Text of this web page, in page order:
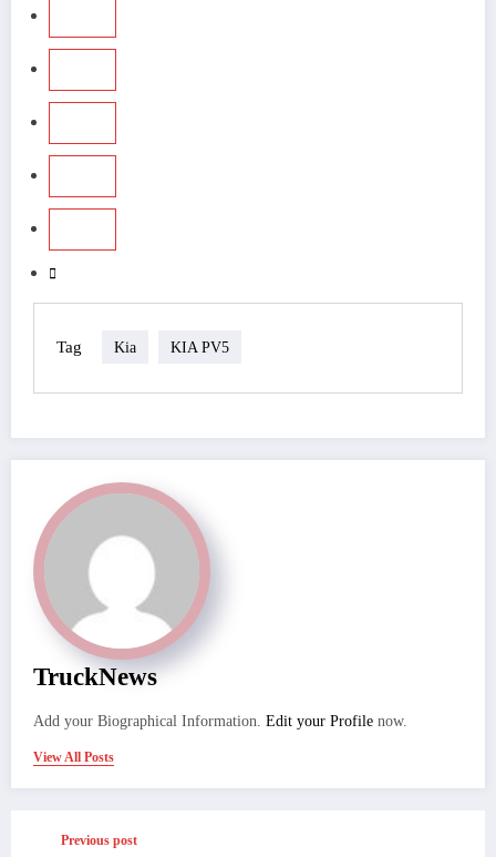
Tag Kia KIA PV5
TruckNews
Add your Biographical Information. Edit your Profile now.
View All Posts
Previous post